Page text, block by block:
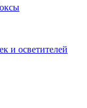
и осветителей